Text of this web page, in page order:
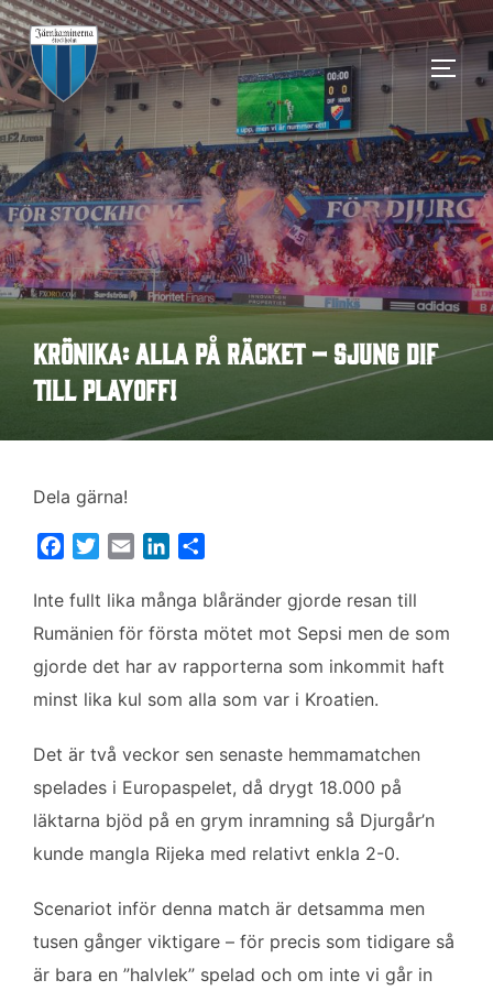
Hoppa
till
innehåll
SLÅ
Krönika: Alla på räcket – sjung DIF
till playoff!
Dela gärna!
c
e
o
o
i
t
e
r
a
i
n
k
d
I
l
a
Inte fullt lika många blåränder gjorde resan till
Rumänien för första mötet mot Sepsi men de som
gjorde det har av rapporterna som inkommit haft
minst lika kul som alla som var i Kroatien.
Det är två veckor sen senaste hemmamatchen
spelades i Europaspelet, då drygt 18.000 på
läktarna bjöd på en grym inramning så Djurgår’n
kunde mangla Rijeka med relativt enkla 2-0.
Scenariot inför denna match är detsamma men
tusen gånger viktigare – för precis som tidigare så
är bara en ”halvlek” spelad och om inte vi går in